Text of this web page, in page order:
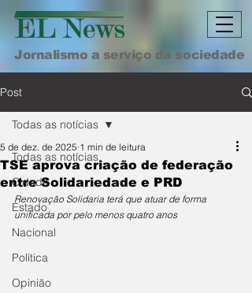
Jornalismo a serviço da sociedade
Post
Todas as notícias
Cidade
Estado
Nacional
Política
Opinião
Todas as notícias
TSE aprova criação de federação
entre Solidariedade e PRD
5 de dez. de 2025 1 min de leitura
Renovação Solidaria terá que atuar de forma
unificada por pelo menos quatro anos